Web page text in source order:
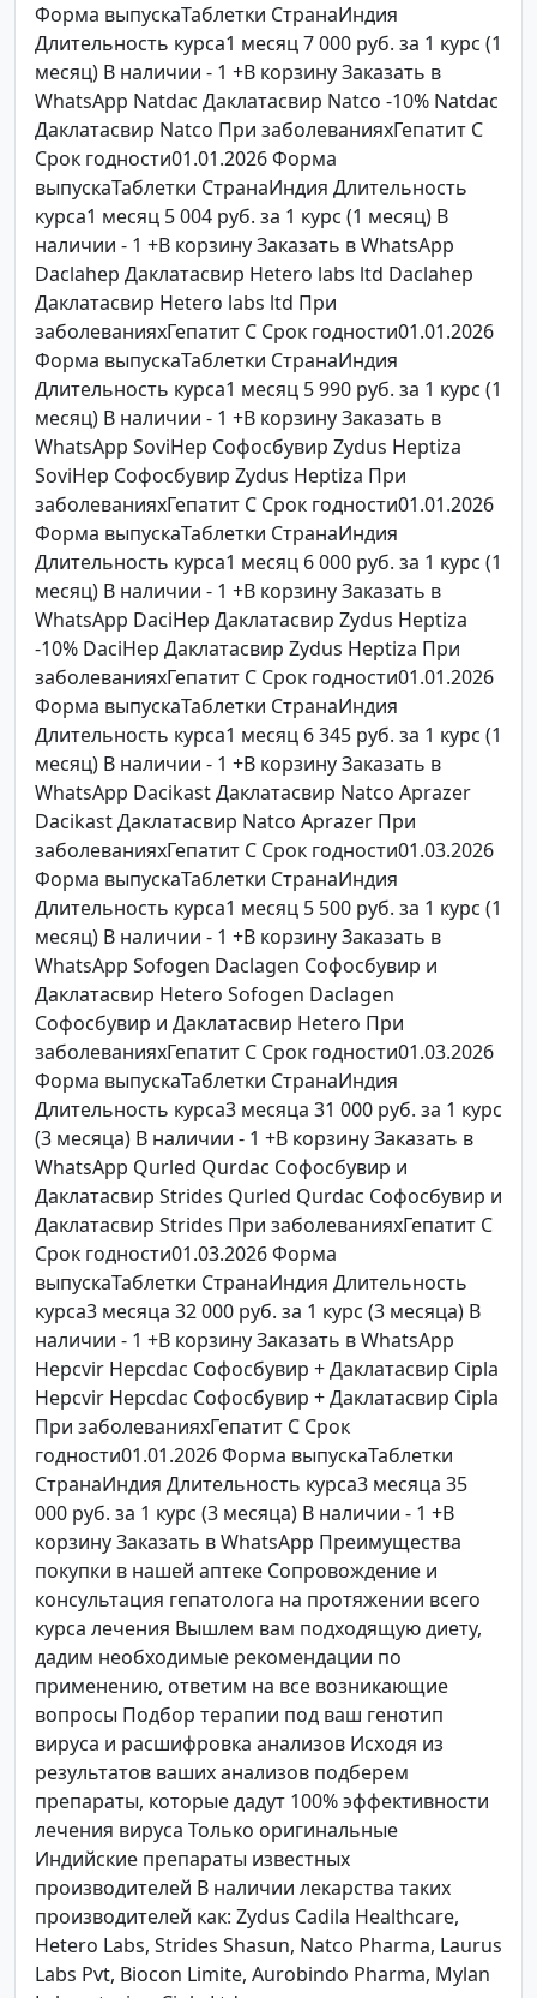
Форма выпускаТаблетки СтранаИндия
Длительность курса1 месяц 7 000 руб. за 1 курс (1
месяц) В наличии - 1 +В корзину Заказать в
WhatsApp Natdac Даклатасвир Natco -10% Natdac
Даклатасвир Natco При заболеванияхГепатит C
Срок годности01.01.2026 Форма
выпускаТаблетки СтранаИндия Длительность
курса1 месяц 5 004 руб. за 1 курс (1 месяц) В
наличии - 1 +В корзину Заказать в WhatsApp
Daclahep Даклатасвир Hetero labs ltd Daclahep
Даклатасвир Hetero labs ltd При
заболеванияхГепатит C Срок годности01.01.2026
Форма выпускаТаблетки СтранаИндия
Длительность курса1 месяц 5 990 руб. за 1 курс (1
месяц) В наличии - 1 +В корзину Заказать в
WhatsApp SoviHep Софосбувир Zydus Heptiza
SoviHep Софосбувир Zydus Heptiza При
заболеванияхГепатит C Срок годности01.01.2026
Форма выпускаТаблетки СтранаИндия
Длительность курса1 месяц 6 000 руб. за 1 курс (1
месяц) В наличии - 1 +В корзину Заказать в
WhatsApp DaciHep Даклатасвир Zydus Heptiza
-10% DaciHep Даклатасвир Zydus Heptiza При
заболеванияхГепатит C Срок годности01.01.2026
Форма выпускаТаблетки СтранаИндия
Длительность курса1 месяц 6 345 руб. за 1 курс (1
месяц) В наличии - 1 +В корзину Заказать в
WhatsApp Dacikast Даклатасвир Natco Aprazer
Dacikast Даклатасвир Natco Aprazer При
заболеванияхГепатит C Срок годности01.03.2026
Форма выпускаТаблетки СтранаИндия
Длительность курса1 месяц 5 500 руб. за 1 курс (1
месяц) В наличии - 1 +В корзину Заказать в
WhatsApp Sofogen Daclagen Софосбувир и
Даклатасвир Hetero Sofogen Daclagen
Софосбувир и Даклатасвир Hetero При
заболеванияхГепатит C Срок годности01.03.2026
Форма выпускаТаблетки СтранаИндия
Длительность курса3 месяца 31 000 руб. за 1 курс
(3 месяца) В наличии - 1 +В корзину Заказать в
WhatsApp Qurled Qurdac Софосбувир и
Даклатасвир Strides Qurled Qurdac Софосбувир и
Даклатасвир Strides При заболеванияхГепатит C
Срок годности01.03.2026 Форма
выпускаТаблетки СтранаИндия Длительность
курса3 месяца 32 000 руб. за 1 курс (3 месяца) В
наличии - 1 +В корзину Заказать в WhatsApp
Hepcvir Hepcdac Софосбувир + Даклатасвир Cipla
Hepcvir Hepcdac Софосбувир + Даклатасвир Cipla
При заболеванияхГепатит C Срок
годности01.01.2026 Форма выпускаТаблетки
СтранаИндия Длительность курса3 месяца 35
000 руб. за 1 курс (3 месяца) В наличии - 1 +В
корзину Заказать в WhatsApp Преимущества
покупки в нашей аптеке Сопровождение и
консультация гепатолога на протяжении всего
курса лечения Вышлем вам подходящую диету,
дадим необходимые рекомендации по
применению, ответим на все возникающие
вопросы Подбор терапии под ваш генотип
вируса и расшифровка анализов Исходя из
результатов ваших анализов подберем
препараты, которые дадут 100% эффективности
лечения вируса Только оригинальные
Индийские препараты известных
производителей В наличии лекарства таких
производителей как: Zydus Cadila Healthcare,
Hetero Labs, Strides Shasun, Natco Pharma, Laurus
Labs Pvt, Biocon Limite, Aurobindo Pharma, Mylan